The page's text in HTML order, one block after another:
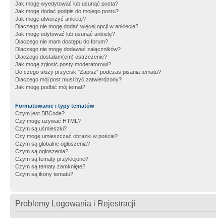
Jak mogę wyedytować lub usunąć posta?
Jak mogę dodać podpis do mojego postu?
Jak mogę utworzyć ankietę?
Dlaczego nie mogę dodać więcej opcji w ankiecie?
Jak mogę edytować lub usunąć ankietę?
Dlaczego nie mam dostępu do forum?
Dlaczego nie mogę dodawać załączników?
Dlaczego dostałam(em) ostrzeżenie?
Jak mogę zgłosić posty moderatorowi?
Do czego służy przycisk "Zapisz" podczas pisania tematu?
Dlaczego mój post musi być zatwierdzony?
Jak mogę podbić mój temat?
Formatowanie i typy tematów
Czym jest BBCode?
Czy mogę używać HTML?
Czym są uśmieszki?
Czy mogę umieszczać obrazki w poście?
Czym są globalne ogłoszenia?
Czym są ogłoszenia?
Czym są tematy przyklejone?
Czym są tematy zamknięte?
Czym są ikony tematu?
Problemy Logowania i Rejestracji